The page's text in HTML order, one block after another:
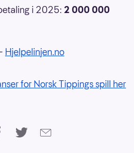
i 2025: 2 000 000
Hjelpelinjen.no
for Norsk Tippings spill her